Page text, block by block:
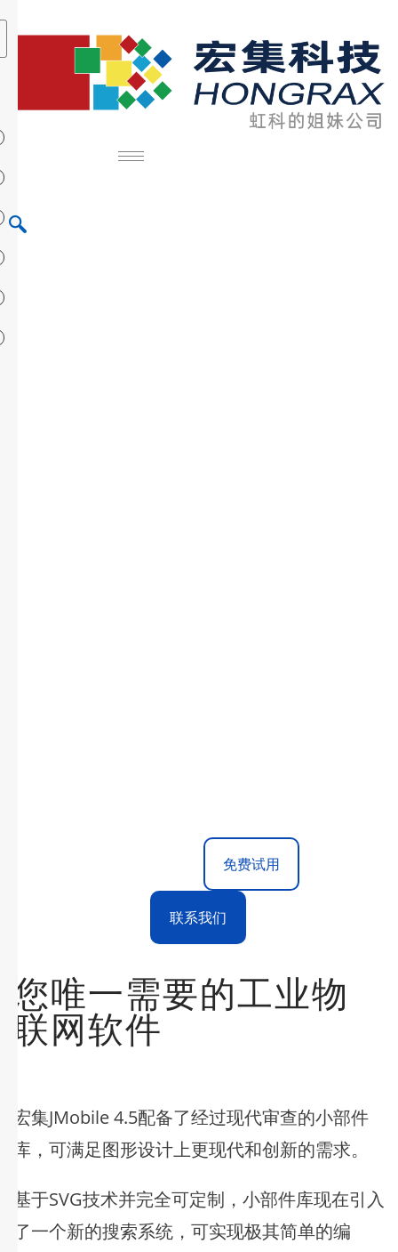
免费试用
联系我们
您唯一需要的工业物
联网软件
宏集JMobile 4.5配备了经过现代审查的小部件
库，可满足图形设计上更现代和创新的需求。
基于SVG技术并完全可定制，小部件库现在引入
了一个新的搜索系统，可实现极其简单的编